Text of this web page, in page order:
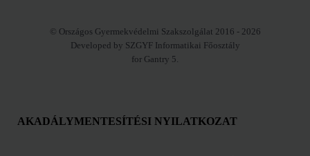
© Országos Gyermekvédelmi Szakszolgálat 2016 - 2026
Developed by SZGYF Informatikai Főosztály
for Gantry 5.
AKADÁLYMENTESÍTÉSI NYILATKOZAT